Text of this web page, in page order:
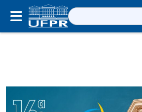
Pesquisar
por: